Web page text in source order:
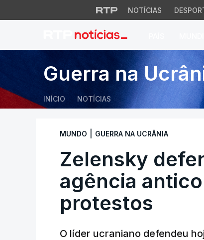
NOTÍCIAS
Zelensky
Guerra na
INÍCIO NOTÍCIAS
MUNDO GUERRA NA UCRÂNIA
Zelensky
agência
protestos
O líder ucraniano defendeu